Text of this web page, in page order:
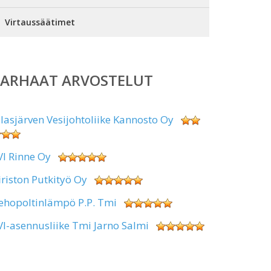
Virtaussäätimet
ARVOSTELUT
Vesijohtoliike Kannosto Oy
Rinne Oy
Putkityö Oy
P.P. Tmi
asennusliike Tmi Jarno Salmi